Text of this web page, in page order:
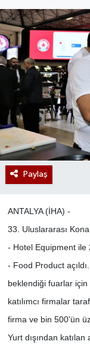
Paylaş
ANTALYA (İHA) -
33. Uluslararası
- Hotel Equipment ile
- Food Product
beklendiği fuarlar için
katılımcı firmalar
firma ve bin 500'ün
Yurt dışından katılan